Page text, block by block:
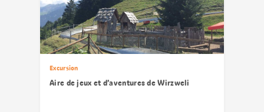
Excursion
Aire de jeux et d’aventures de Wirzweli